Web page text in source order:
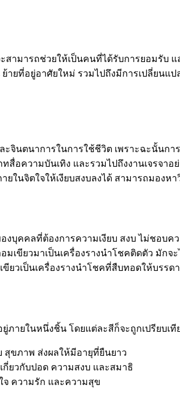
สามารถช่วยให้เป็นคนที่ได้รับการยอมรั
ย้ายที่อยู่อาศัยใหม่ รวมไปถึงมีการเปลี่ย
นตนาการในการใช้ชีวิต เพราะฉะนั้นก
อความบันเทิง และรวมไปถึงงานเจรจา
ในจิตใจให้เงียบสงบลงได้ สามารถมอง
บุคคลที่ต้องการความเงียบ สงบ ไม่ชอบ
เขียวมาเป็นเครื่องรางนำโชคติดตัว มั
ยวเป็นเครื่องรางนำโชคที่สืบทอดให้บรรด
ายในหนึ่งชิ้น โดยแต่ละสีก็จะถูกเปรียบเ
สุขภาพ ส่งผลให้มีอายุที่ยืนยาว
กี่ยวกับปอด ความสงบ และสมาธิ
จ ความรัก และความสุข